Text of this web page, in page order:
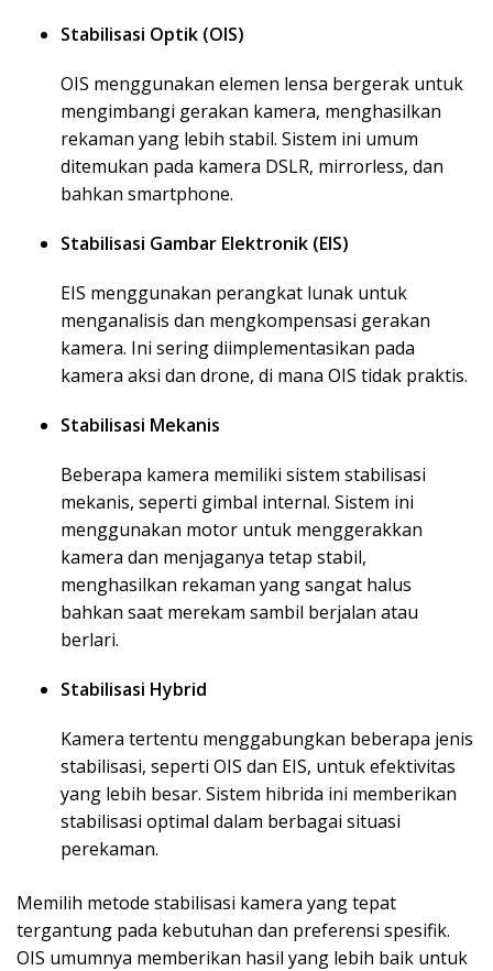
Stabilisasi Optik (OIS)
OIS menggunakan elemen lensa bergerak untuk
mengimbangi gerakan kamera, menghasilkan
rekaman yang lebih stabil. Sistem ini umum
ditemukan pada kamera DSLR, mirrorless, dan
bahkan smartphone.
Stabilisasi Gambar Elektronik (EIS)
EIS menggunakan perangkat lunak untuk
menganalisis dan mengkompensasi gerakan
kamera. Ini sering diimplementasikan pada
kamera aksi dan drone, di mana OIS tidak praktis.
Stabilisasi Mekanis
Beberapa kamera memiliki sistem stabilisasi
mekanis, seperti gimbal internal. Sistem ini
menggunakan motor untuk menggerakkan
kamera dan menjaganya tetap stabil,
menghasilkan rekaman yang sangat halus
bahkan saat merekam sambil berjalan atau
berlari.
Stabilisasi Hybrid
Kamera tertentu menggabungkan beberapa jenis
stabilisasi, seperti OIS dan EIS, untuk efektivitas
yang lebih besar. Sistem hibrida ini memberikan
stabilisasi optimal dalam berbagai situasi
perekaman.
Memilih metode stabilisasi kamera yang tepat
tergantung pada kebutuhan dan preferensi spesifik.
OIS umumnya memberikan hasil yang lebih baik untuk